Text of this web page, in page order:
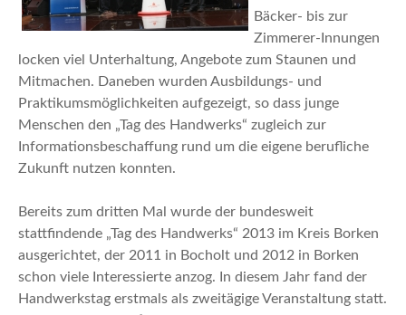
Bäcker- bis zur
Zimmerer-Innungen
locken viel Unterhaltung, Angebote zum Staunen und
Mitmachen. Daneben wurden Ausbildungs- und
Praktikumsmöglichkeiten aufgezeigt, so dass junge
Menschen den „Tag des Handwerks“ zugleich zur
Informationsbeschaffung rund um die eigene berufliche
Zukunft nutzen konnten.
Bereits zum dritten Mal wurde der bundesweit
stattfindende „Tag des Handwerks“ 2013 im Kreis Borken
ausgerichtet, der 2011 in Bocholt und 2012 in Borken
schon viele Interessierte anzog. In diesem Jahr fand der
Handwerkstag erstmals als zweitägige Veranstaltung statt.